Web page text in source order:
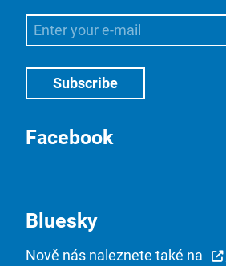
Facebook
Bluesky
Nově nás naleznete také na